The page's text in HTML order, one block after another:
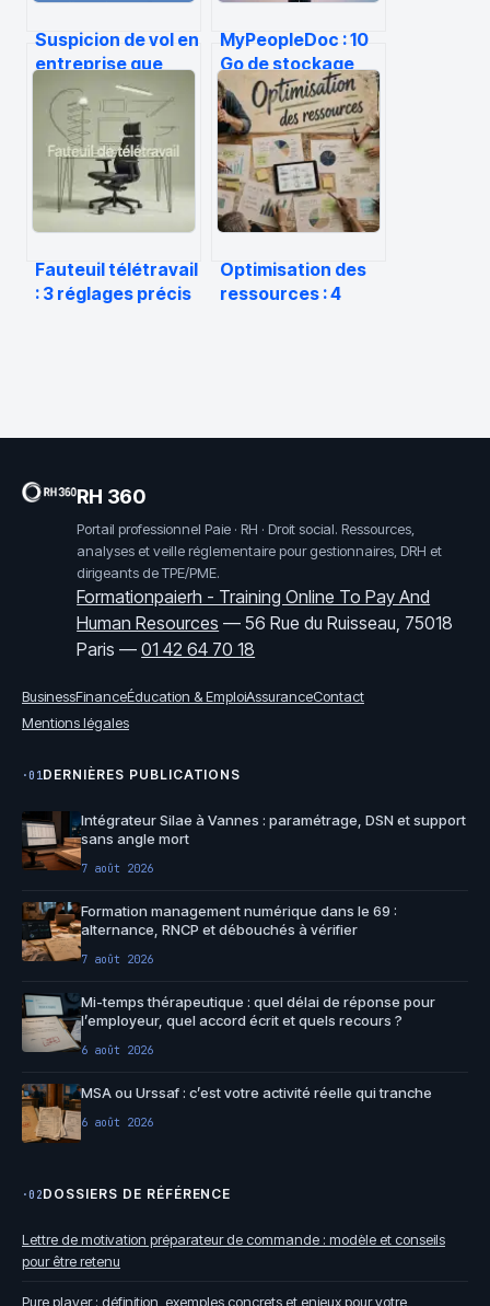
Suspicion de vol en
entreprise que
faire sans
commettre
d’erreur juridique
MyPeopleDoc : 10
Go de stockage
sécurisé pour
centraliser vos
bulletins de paie à
vie
Fauteuil télétravail
: 3 réglages précis
Optimisation des
ressources : 4
RH 360
Portail professionnel Paie · RH · Droit social. Ressources,
analyses et veille réglementaire pour gestionnaires, DRH et
dirigeants de TPE/PME.
Formationpaierh - Training Online To Pay And
Human Resources —56 Rue du Ruisseau, 75018
Paris —01 42 64 70 18
BusinessFinanceÉducation & EmploiAssuranceContact
Mentions légales
·01DERNIÈRES PUBLICATIONS
Intégrateur Silae à Vannes : paramétrage, DSN et support
sans angle mort
7 août 2026
Formation management numérique dans le 69 :
alternance, RNCP et débouchés à vérifier
7 août 2026
Mi-temps thérapeutique : quel délai de réponse pour
l’employeur, quel accord écrit et quels recours ?
6 août 2026
MSA ou Urssaf : c’est votre activité réelle qui tranche
6 août 2026
·02DOSSIERS DE RÉFÉRENCE
Lettre de motivation préparateur de commande : modèle et conseils
pour être retenu
Pure player : définition, exemples concrets et enjeux pour votre